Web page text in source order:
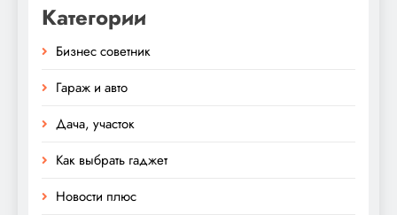
Категории
Бизнес советник
Гараж и авто
Дача, участок
Как выбрать гаджет
Новости плюс